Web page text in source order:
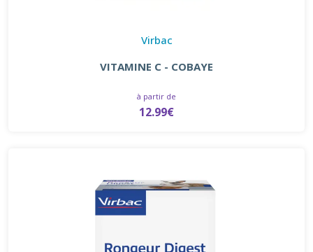
Virbac
VITAMINE C - COBAYE
à partir de
12.99€